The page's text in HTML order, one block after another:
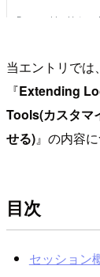
当エントリでは
『Extending
Tools(カスタマ
せる)』の内容
目次
セッション